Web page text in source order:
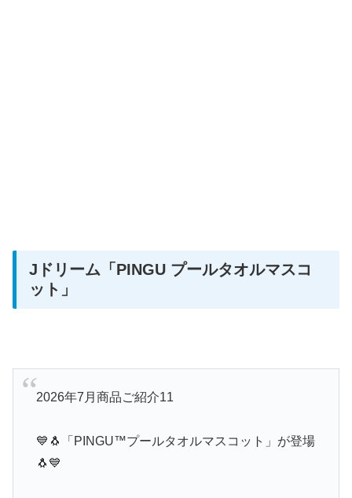
Jドリーム 「PINGU プールタオルマスコ
ット」
2026年7月商品ご紹介11
💙🐧「PINGU™プールタオルマスコット」が登場
🐧💙